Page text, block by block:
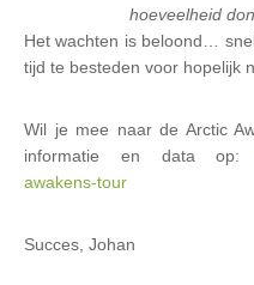
hoeveelheid
Het wachten is beloond…
tijd te besteden voor hopelijk
Wil je mee naar de Arctic
informatie en data op:
awakens-tour
Succes, Johan